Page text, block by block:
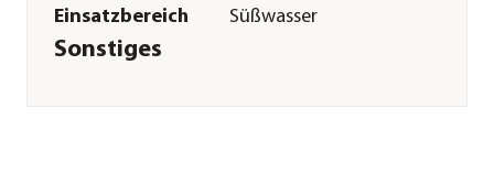
Einsatzbereich
Süßwasser
Sonstiges